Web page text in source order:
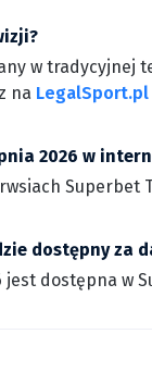
w tradycyjnej
na
2026 w
Superbet
dostępny za
dostępna w